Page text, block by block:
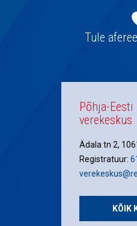
navigatsioon
Tule
Põhja-Eesti
verekeskus
Ädala tn 2,
Registratuur:
KÕIK